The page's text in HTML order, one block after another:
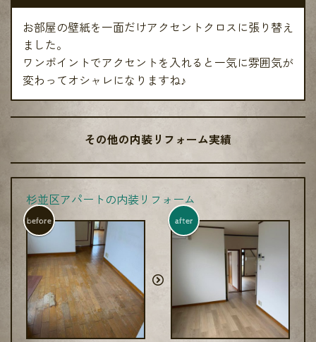
お部屋の壁紙を一面だけアクセントクロスに張り替え
ました。
ワンポイントでアクセントを入れると一気に雰囲気が
変わってオシャレになりますね♪
その他の内装リフォーム実績
杉並区アパートの内装リフォーム
before after